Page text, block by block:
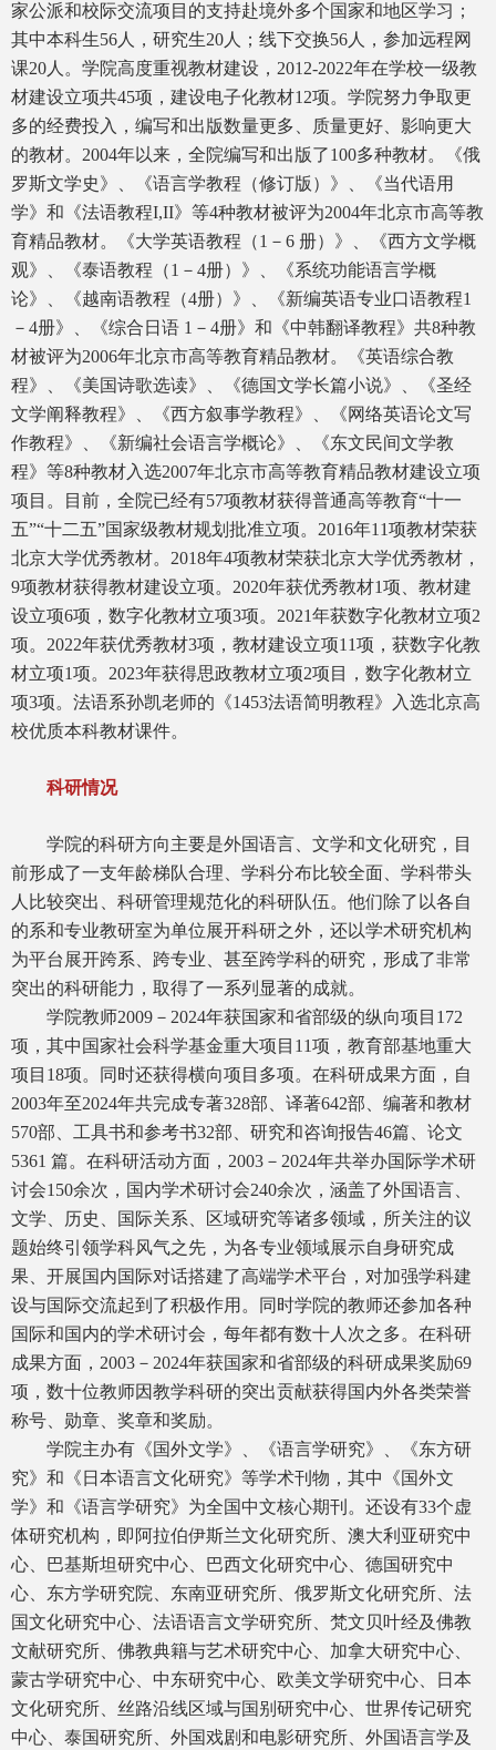
家公派和校际交流项目的支持赴境外多个国家和地区学习；
其中本科生56人，研究生20人；线下交换56人，参加远程网
课20人。学院高度重视教材建设，2012-2022年在学校一级教
材建设立项共45项，建设电子化教材12项。学院努力争取更
多的经费投入，编写和出版数量更多、质量更好、影响更大
的教材。2004年以来，全院编写和出版了100多种教材。《俄
罗斯文学史》、《语言学教程（修订版）》、《当代语用
学》和《法语教程I,II》等4种教材被评为2004年北京市高等教
育精品教材。《大学英语教程（1－6 册）》、《西方文学概
观》、《泰语教程（1－4册）》、《系统功能语言学概
论》、《越南语教程（4册）》、《新编英语专业口语教程1
－4册》、《综合日语 1－4册》和《中韩翻译教程》共8种教
材被评为2006年北京市高等教育精品教材。《英语综合教
程》、《美国诗歌选读》、《德国文学长篇小说》、《圣经
文学阐释教程》、《西方叙事学教程》、《网络英语论文写
作教程》、《新编社会语言学概论》、《东文民间文学教
程》等8种教材入选2007年北京市高等教育精品教材建设立项
项目。目前，全院已经有57项教材获得普通高等教育“十一
五”“十二五”国家级教材规划批准立项。2016年11项教材荣获
北京大学优秀教材。2018年4项教材荣获北京大学优秀教材，
9项教材获得教材建设立项。2020年获优秀教材1项、教材建
设立项6项，数字化教材立项3项。2021年获数字化教材立项2
项。2022年获优秀教材3项，教材建设立项11项，获数字化教
材立项1项。2023年获得思政教材立项2项目，数字化教材立
项3项。法语系孙凯老师的《1453法语简明教程》入选北京高
校优质本科教材课件。
科研情况
学院的科研方向主要是外国语言、文学和文化研究，目
前形成了一支年龄梯队合理、学科分布比较全面、学科带头
人比较突出、科研管理规范化的科研队伍。他们除了以各自
的系和专业教研室为单位展开科研之外，还以学术研究机构
为平台展开跨系、跨专业、甚至跨学科的研究，形成了非常
突出的科研能力，取得了一系列显著的成就。
学院教师2009－2024年获国家和省部级的纵向项目172
项，其中国家社会科学基金重大项目11项，教育部基地重大
项目18项。同时还获得横向项目多项。在科研成果方面，自
2003年至2024年共完成专著328部、译著642部、编著和教材
570部、工具书和参考书32部、研究和咨询报告46篇、论文
5361 篇。在科研活动方面，2003－2024年共举办国际学术研
讨会150余次，国内学术研讨会240余次，涵盖了外国语言、
文学、历史、国际关系、区域研究等诸多领域，所关注的议
题始终引领学科风气之先，为各专业领域展示自身研究成
果、开展国内国际对话搭建了高端学术平台，对加强学科建
设与国际交流起到了积极作用。同时学院的教师还参加各种
国际和国内的学术研讨会，每年都有数十人次之多。在科研
成果方面，2003－2024年获国家和省部级的科研成果奖励69
项，数十位教师因教学科研的突出贡献获得国内外各类荣誉
称号、勋章、奖章和奖励。
学院主办有《国外文学》、《语言学研究》、《东方研
究》和《日本语言文化研究》等学术刊物，其中《国外文
学》和《语言学研究》为全国中文核心期刊。还设有33个虚
体研究机构，即阿拉伯伊斯兰文化研究所、澳大利亚研究中
心、巴基斯坦研究中心、巴西文化研究中心、德国研究中
心、东方学研究院、东南亚研究所、俄罗斯文化研究所、法
国文化研究中心、法语语言文学研究所、梵文贝叶经及佛教
文献研究所、佛教典籍与艺术研究中心、加拿大研究中心、
蒙古学研究中心、中东研究中心、欧美文学研究中心、日本
文化研究所、丝路沿线区域与国别研究中心、世界传记研究
中心、泰国研究所、外国戏剧和电影研究所、外国语言学及